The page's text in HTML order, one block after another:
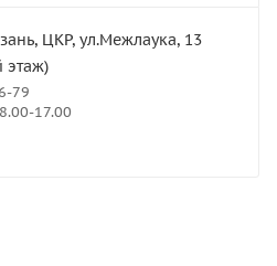
ЦКР, ул.Межлаука, 13
этаж)
79
17.00